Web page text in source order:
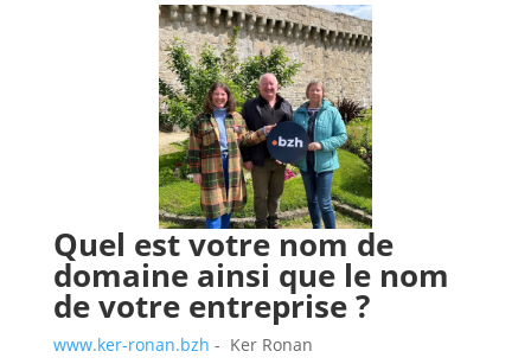
Quel est votre nom de
domaine ainsi que le nom
de votre entreprise ?
www.ker-ronan.bzh - Ker Ronan